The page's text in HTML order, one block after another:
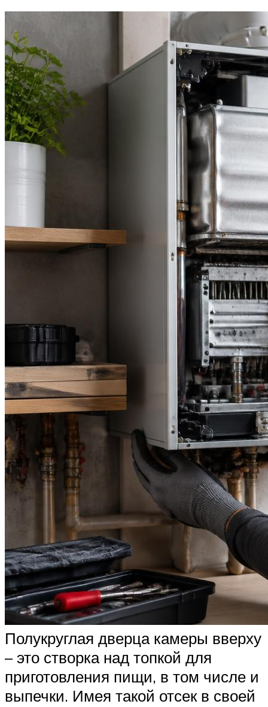
Полукруглая дверца камеры вверху
– это створка над топкой для
приготовления пищи, в том числе и
выпечки. Имея такой отсек в своей